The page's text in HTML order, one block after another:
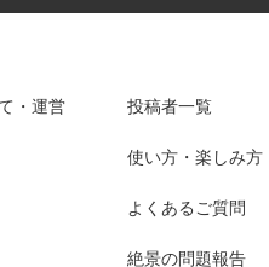
・運営 投稿者一覧
使い方・楽しみ方
よくあるご質問
絶景の問題報告